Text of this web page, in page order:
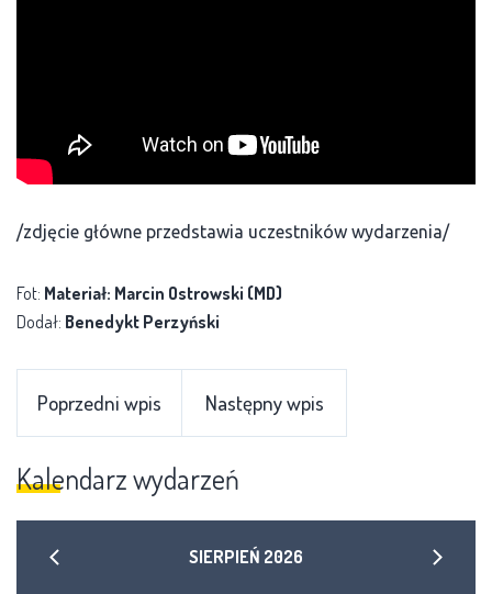
/zdjęcie główne przedstawia uczestników wydarzenia/
Fot: Materiał: Marcin Ostrowski (MD)
Dodał: Benedykt Perzyński
Poprzedni wpis Następny wpis
Kalendarz wydarzeń
SIERPIEŃ 2026